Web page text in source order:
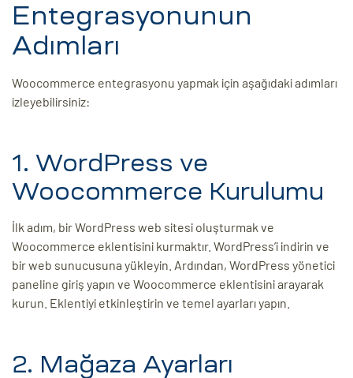
Entegrasyonunun
Adımları
Woocommerce entegrasyonu yapmak için aşağıdaki adımları
izleyebilirsiniz:
1. WordPress ve
Woocommerce Kurulumu
İlk adım, bir WordPress web sitesi oluşturmak ve
Woocommerce eklentisini kurmaktır. WordPress’i indirin ve
bir web sunucusuna yükleyin. Ardından, WordPress yönetici
paneline giriş yapın ve Woocommerce eklentisini arayarak
kurun. Eklentiyi etkinleştirin ve temel ayarları yapın.
2. Mağaza Ayarları